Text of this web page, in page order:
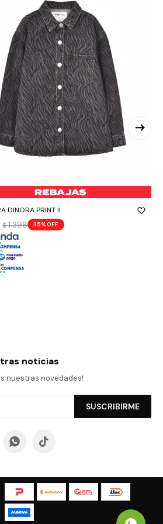
DINORA PRINT II
$ 1.398 35
+
noticias
nuestras novedades!
SUSCRIBIRME
 